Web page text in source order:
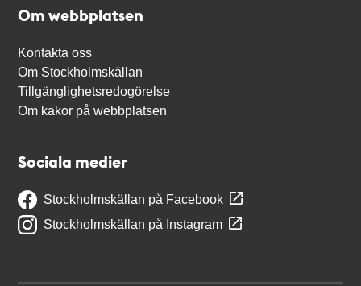
Om webbplatsen
Kontakta oss
Om Stockholmskällan
Tillgänglighetsredogörelse
Om kakor på webbplatsen
Sociala medier
Stockholmskällan på Facebook
Stockholmskällan på Instagram